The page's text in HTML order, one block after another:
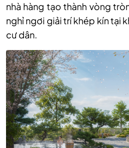
nhà hàng tạo thành vòng
nghỉ ngơi giải trí khép kín tại
cư dân.